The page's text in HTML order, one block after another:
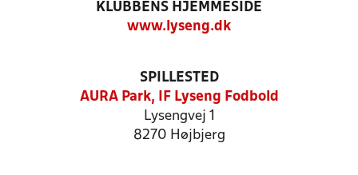
KLUBBENS HJEMMESIDE
www.lyseng.dk
SPILLESTED
AURA Park, IF Lyseng Fodbold
Lysengvej 1
8270 Højbjerg